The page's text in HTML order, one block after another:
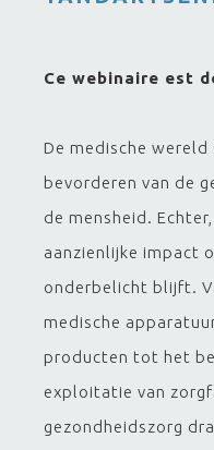
Ce webinaire est
De medische
bevorderen van de
de mensheid.
aanzienlijke impact
onderbelicht blijft.
medische
producten tot het
exploitatie van
gezondheidszorg